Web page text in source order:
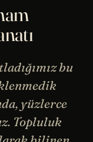
bu
yüzlerce
Topluluk